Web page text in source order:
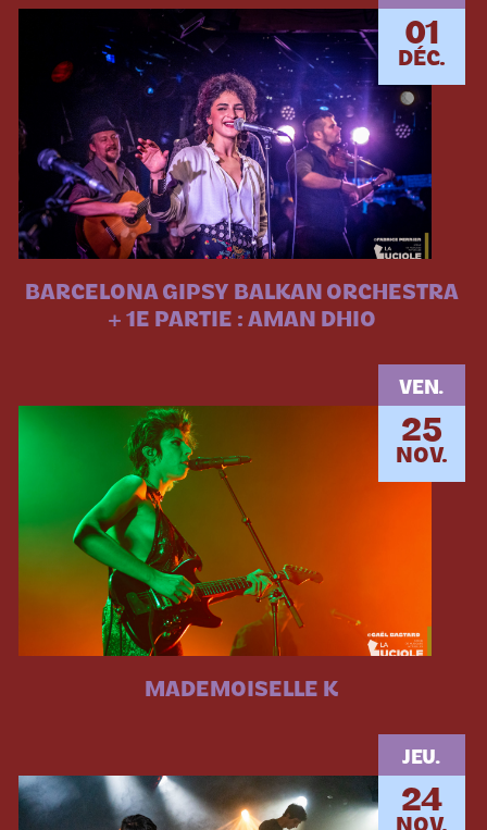
01
DÉC.
BARCELONA GIPSY BALKAN ORCHESTRA
+ 1E PARTIE : AMAN DHIO
VEN.
25
NOV.
MADEMOISELLE K
JEU.
24